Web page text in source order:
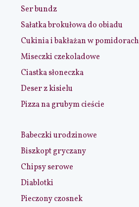
Ser bundz
Sałatka brokułowa do obiadu
Cukinia i bakłażan w pomidorach
Miseczki czekoladowe
Ciastka słoneczka
Deser z kisielu
Pizza na grubym cieście
Babeczki urodzinowe
Biszkopt gryczany
Chipsy serowe
Diablotki
Pieczony czosnek